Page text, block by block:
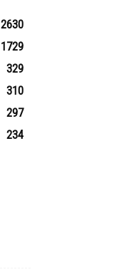
2630
1729
329
310
297
234